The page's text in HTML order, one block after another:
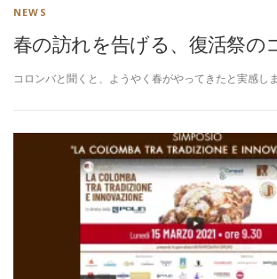
NEWS
春の訪れを告げる、復活祭の
コロンバと聞くと、ようやく春がやってきたと実感し